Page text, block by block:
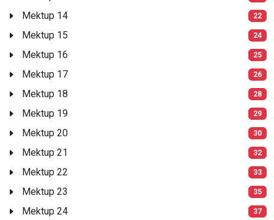
Mektup 14 22
Mektup 15 24
Mektup 16 25
Mektup 17 26
Mektup 18 28
Mektup 19 29
Mektup 20 30
Mektup 21 32
Mektup 22 33
Mektup 23 35
Mektup 24 37